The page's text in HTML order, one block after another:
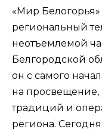
«Мир
региональный
неотъемлемой
Белгородской
он с самого
на просвещение,
традиций и
региона.